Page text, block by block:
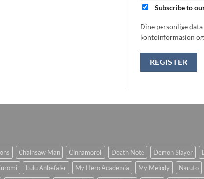
Subscribe to
Dine personlige
kontoinformasjon
REGISTER
Chainsaw Man Cinnamoroll Death Note Demon Slayer
Lulu Anbefaler My Hero Academia My Melody Naruto